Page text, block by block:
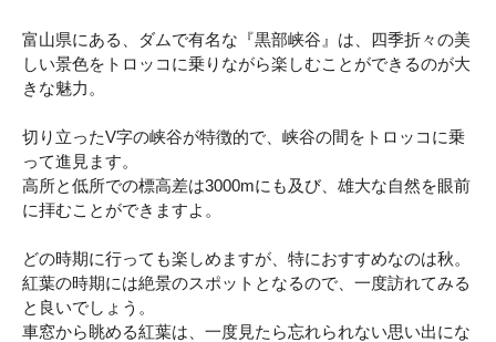
富山県にある、ダムで有名な『黒部峡谷』は、四季折々の美
しい景色をトロッコに乗りながら楽しむことができるのが大
きな魅力。
切り立ったV字の峡谷が特徴的で、峡谷の間をトロッコに乗
って進見ます。
高所と低所での標高差は3000mにも及び、雄大な自然を眼前
に拝むことができますよ。
どの時期に行っても楽しめますが、特におすすめなのは秋。
紅葉の時期には絶景のスポットとなるので、一度訪れてみる
と良いでしょう。
車窓から眺める紅葉は、一度見たら忘れられない思い出にな